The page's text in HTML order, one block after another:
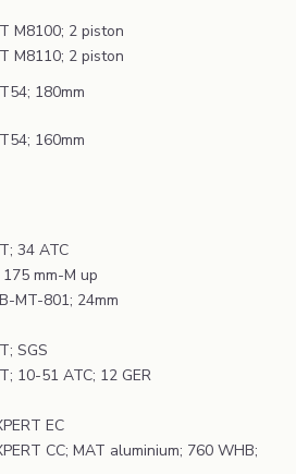
M8100; 2 piston
M8110; 2 piston
180mm
160mm
34 ATC
mm-M up
MT-801; 24mm
SGS
10-51 ATC; 12 GER
EC
CC; MAT aluminium; 760 WHB;